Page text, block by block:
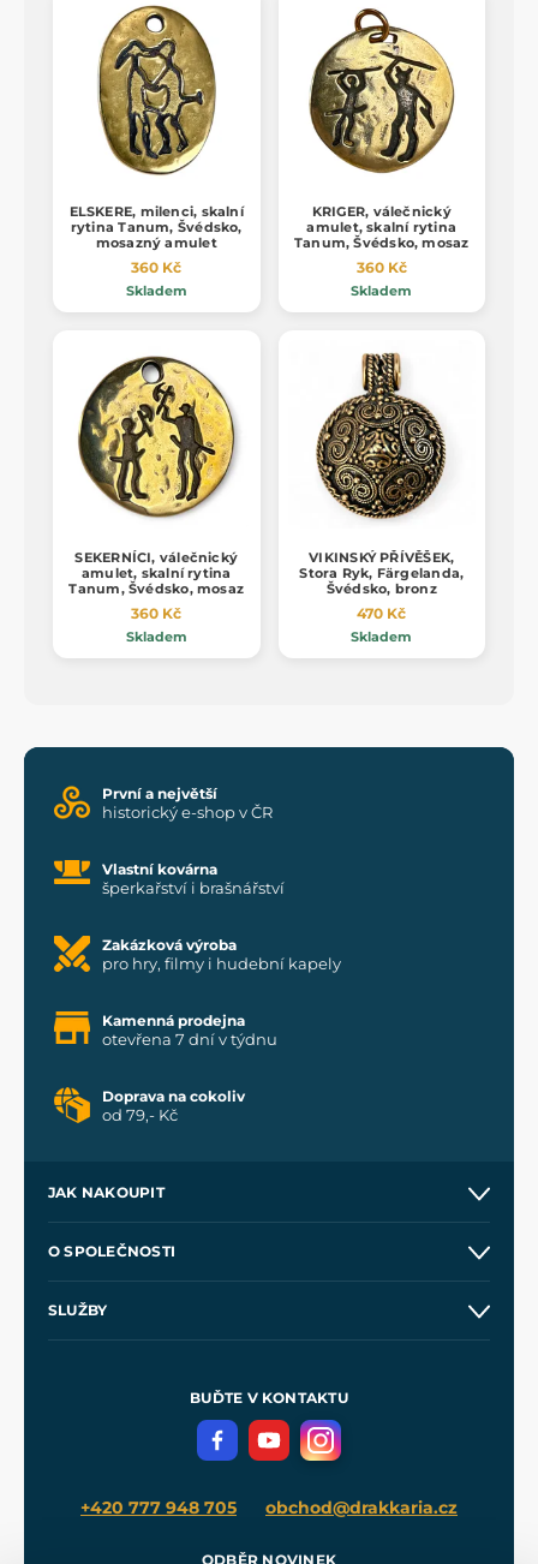
ELSKERE, milenci, skalní
rytina Tanum, Švédsko,
mosazný amulet
360 Kč
Skladem
KRIGER, válečnický
amulet, skalní rytina
Tanum, Švédsko, mosaz
360 Kč
Skladem
SEKERNÍCI, válečnický
amulet, skalní rytina
Tanum, Švédsko, mosaz
360 Kč
Skladem
VIKINSKÝ PŘÍVĚŠEK,
Stora Ryk, Färgelanda,
Švédsko, bronz
470 Kč
Skladem
První a největší
historický e-shop v ČR
Vlastní kovárna
šperkařství i brašnářství
Zakázková výroba
pro hry, filmy i hudební kapely
Kamenná prodejna
otevřena 7 dní v týdnu
Doprava na cokoliv
od 79,- Kč
JAK NAKOUPIT
Velkoobchod
O SPOLEČNOSTI
SLUŽBY
Meče pro Kingdom Come
BUĎTE V KONTAKTU
+420 777 948 705 obchod@drakkaria.cz
ODBĚR NOVINEK